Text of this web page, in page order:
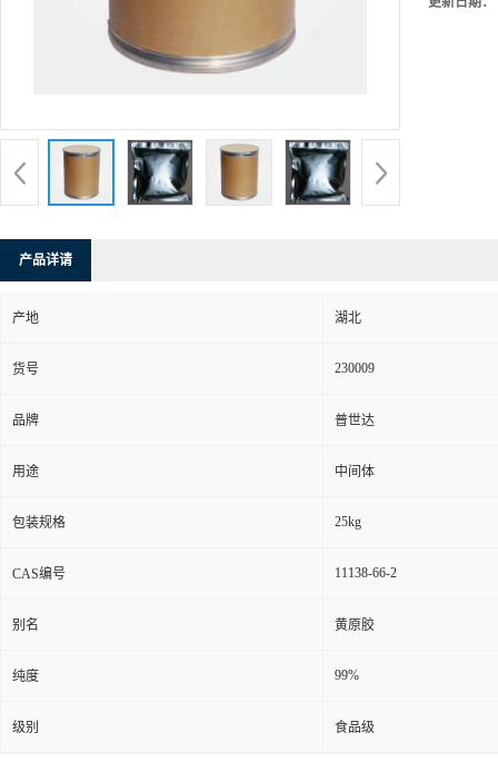
产品详请
产地 湖北
货号 230009
品牌 普世达
用途 中间体
包装规格 25kg
CAS编号 11138-66-2
别名 黄原胶
纯度 99%
级别 食品级